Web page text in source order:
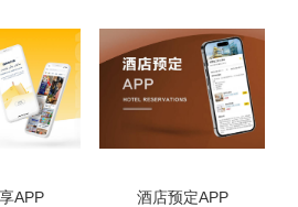
APP 酒店预定APP